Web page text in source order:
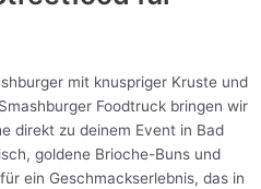
mit knuspriger Kruste und
Foodtruck bringen wir
direkt zu deinem Event in Bad
goldene Brioche-Buns und
ein Geschmackserlebnis, das in